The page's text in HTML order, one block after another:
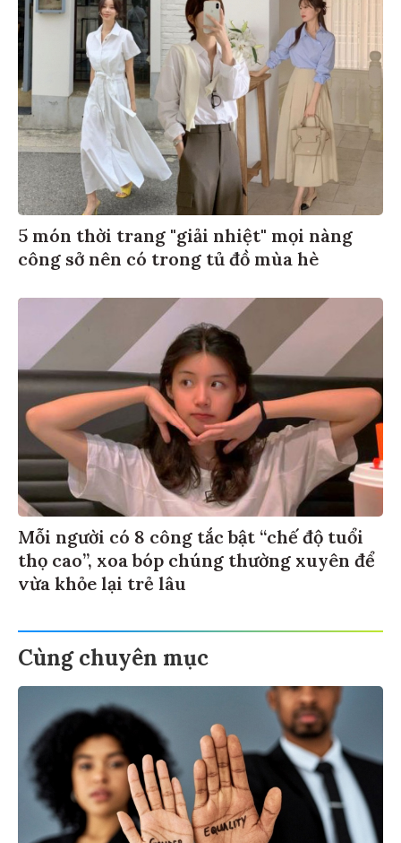
5 món thời trang "giải nhiệt" mọi nàng
công sở nên có trong tủ đồ mùa hè
Mỗi người có 8 công tắc bật “chế độ tuổi
thọ cao”, xoa bóp chúng thường xuyên để
vừa khỏe lại trẻ lâu
Cùng chuyên mục